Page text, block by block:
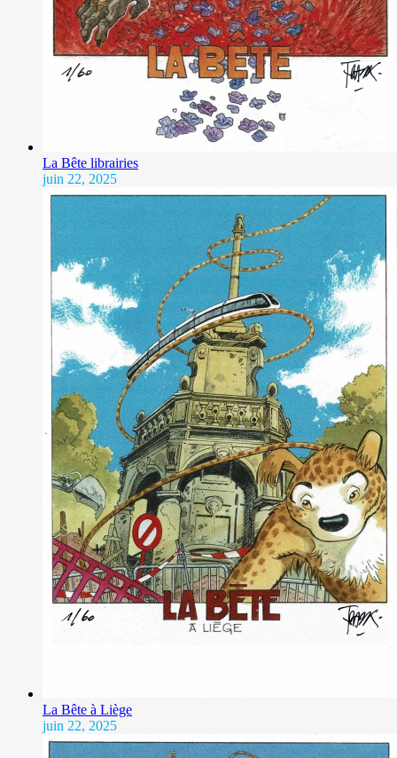
La Bête librairies
juin 22, 2025
La Bête à Liège
juin 22, 2025